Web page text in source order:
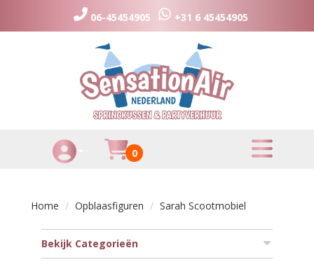
06-45454905 +31 6 45454905
Toggle Account dropdown
Huurmandje
0
toggle menu
Home Opblaasfiguren Sarah Scootmobiel
Bekijk Categorieën